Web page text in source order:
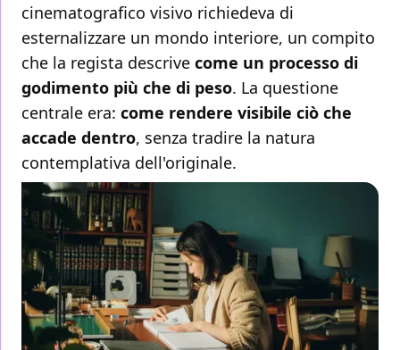
cinematografico visivo richiedeva di
esternalizzare un mondo interiore, un compito
che la regista descrive come un processo di
godimento più che di peso. La questione
centrale era: come rendere visibile ciò che
accade dentro, senza tradire la natura
contemplativa dell'originale.